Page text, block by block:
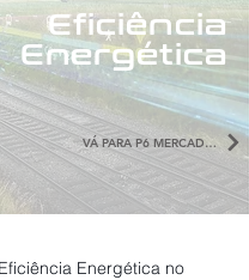
Eficiência
Energética
VÁ PARA P6 MERCADORIAS
Energética no